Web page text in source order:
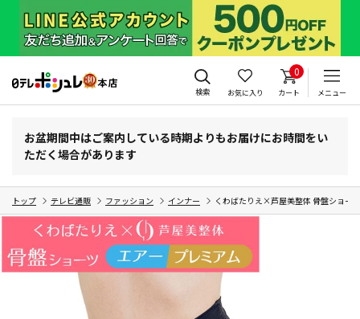
検索 お気に入り
0
カート メニュー
お盆期間中はご案内している時期よりもお届けにお時間をい
ただく場合があります
トップ テレビ通販 ファッション インナー くわばたりえ×芦屋美整体 骨盤ショー